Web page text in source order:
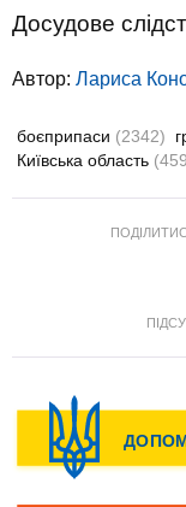
Досудове
Автор: Лариса
боєприпаси (2342)
Київська область